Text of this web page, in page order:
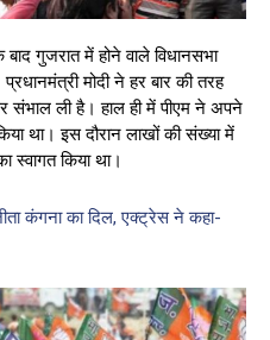
गुजरात में होने वाले विधानसभा
मोदी ने हर बार की तरह
संभाल ली है। हाल ही में पीएम ने अपने
था। इस दौरान लाखों की संख्या में
स्वागत किया था।
कंगना का दिल, एक्ट्रेस ने कहा-